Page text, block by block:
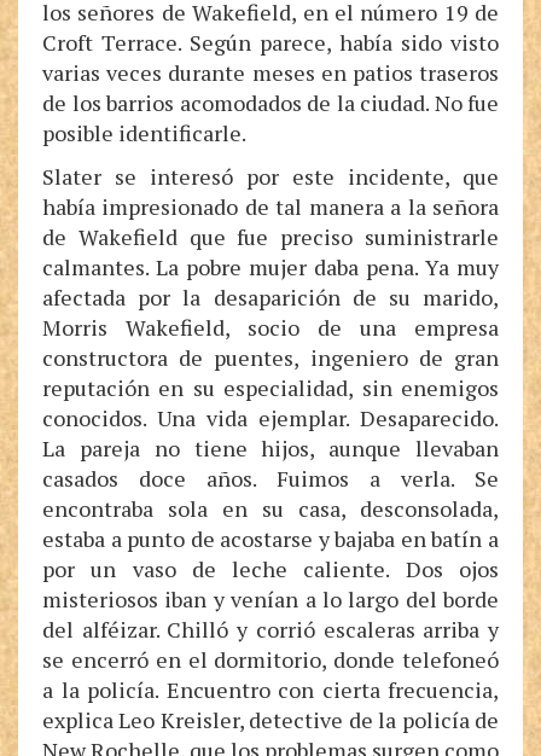
los señores de Wakefield, en el número 19 de
Croft Terrace. Según parece, había sido visto
varias veces durante meses en patios traseros
de los barrios acomodados de la ciudad. No fue
posible identificarle.
Slater se interesó por este incidente, que
había impresionado de tal manera a la señora
de Wakefield que fue preciso suministrarle
calmantes. La pobre mujer daba pena. Ya muy
afectada por la desaparición de su marido,
Morris Wakefield, socio de una empresa
constructora de puentes, ingeniero de gran
reputación en su especialidad, sin enemigos
conocidos. Una vida ejemplar. Desaparecido.
La pareja no tiene hijos, aunque llevaban
casados doce años. Fuimos a verla. Se
encontraba sola en su casa, desconsolada,
estaba a punto de acostarse y bajaba en batín a
por un vaso de leche caliente. Dos ojos
misteriosos iban y venían a lo largo del borde
del alféizar. Chilló y corrió escaleras arriba y
se encerró en el dormitorio, donde telefoneó
a la policía. Encuentro con cierta frecuencia,
explica Leo Kreisler, detective de la policía de
New Rochelle, que los problemas surgen como